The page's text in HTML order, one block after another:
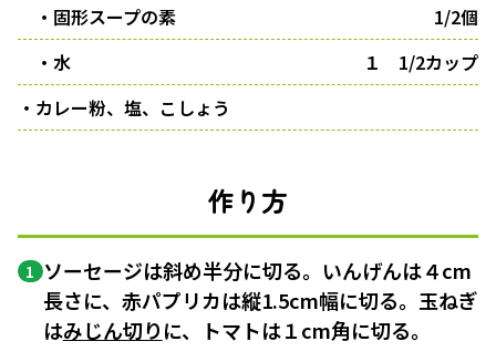
・固形スープの素
1/2個
・水
１ 1/2カップ
・カレー粉、塩、こしょう
作り方
1 ソーセージは斜め半分に切る。いんげんは４cm
長さに、赤パプリカは縦1.5cm幅に切る。玉ねぎ
はみじん切りに、トマトは１cm角に切る。